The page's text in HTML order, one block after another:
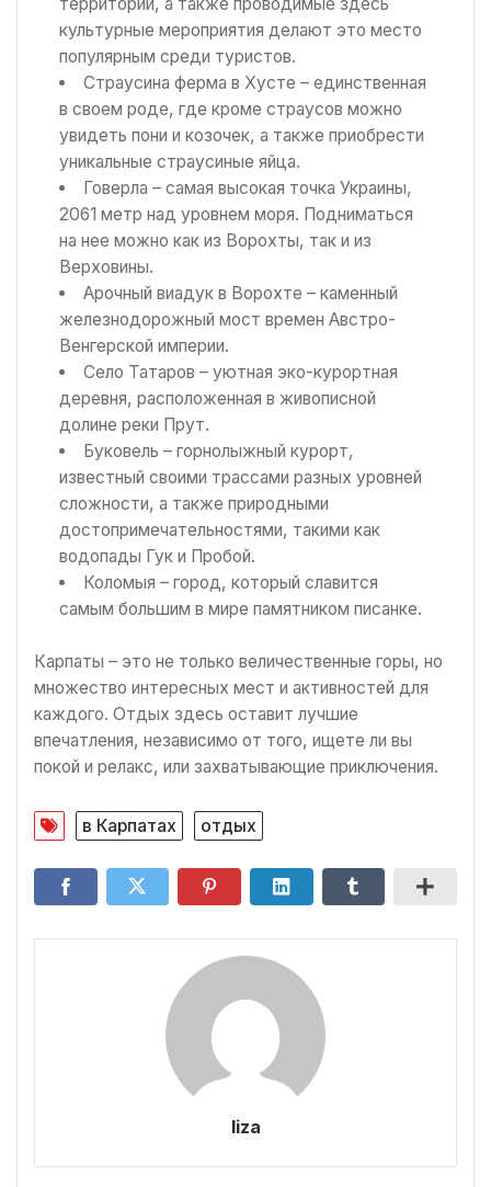
культурные мероприятия делают это место
популярным среди туристов.
Страусина ферма в Хусте – единственная
в своем роде, где кроме страусов можно
увидеть пони и козочек, а также приобрести
уникальные страусиные яйца.
Говерла – самая высокая точка Украины,
2061 метр над уровнем моря. Подниматься
на нее можно как из Ворохты, так и из
Верховины.
Арочный виадук в Ворохте – каменный
железнодорожный мост времен Австро-
Венгерской империи.
Село Татаров – уютная эко-курортная
деревня, расположенная в живописной
долине реки Прут.
Буковель – горнолыжный курорт,
известный своими трассами разных уровней
сложности, а также природными
достопримечательностями, такими как
водопады Гук и Пробой.
Коломыя – город, который славится
самым большим в мире памятником писанке.
Карпаты – это не только величественные горы, но
множество интересных мест и активностей для
каждого. Отдых здесь оставит лучшие
впечатления, независимо от того, ищете ли вы
покой и релакс, или захватывающие приключения.
в Карпатах отдых
liza